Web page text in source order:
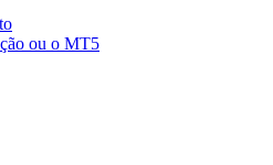
ou o MT5